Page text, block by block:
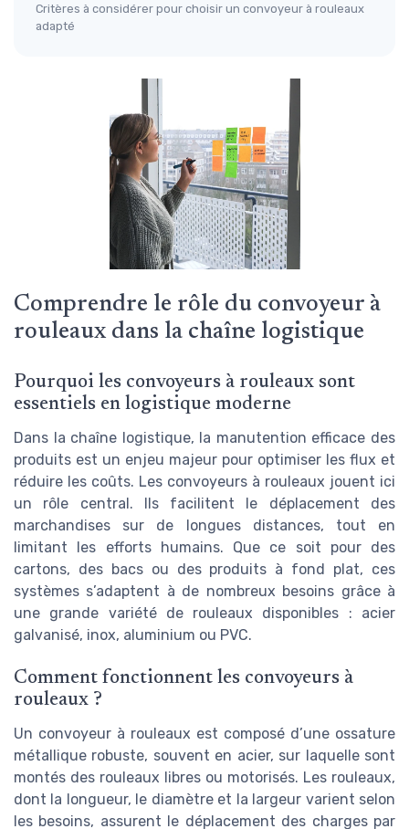
Critères à considérer pour choisir un convoyeur à rouleaux
adapté
Comprendre le rôle du convoyeur à
rouleaux dans la chaîne logistique
Pourquoi les convoyeurs à rouleaux sont
essentiels en logistique moderne
Dans la chaîne logistique, la manutention efficace des
produits est un enjeu majeur pour optimiser les flux et
réduire les coûts. Les convoyeurs à rouleaux jouent ici
un rôle central. Ils facilitent le déplacement des
marchandises sur de longues distances, tout en
limitant les efforts humains. Que ce soit pour des
cartons, des bacs ou des produits à fond plat, ces
systèmes s’adaptent à de nombreux besoins grâce à
une grande variété de rouleaux disponibles : acier
galvanisé, inox, aluminium ou PVC.
Comment fonctionnent les convoyeurs à
rouleaux ?
Un convoyeur à rouleaux est composé d’une ossature
métallique robuste, souvent en acier, sur laquelle sont
montés des rouleaux libres ou motorisés. Les rouleaux,
dont la longueur, le diamètre et la largeur varient selon
les besoins, assurent le déplacement des charges par